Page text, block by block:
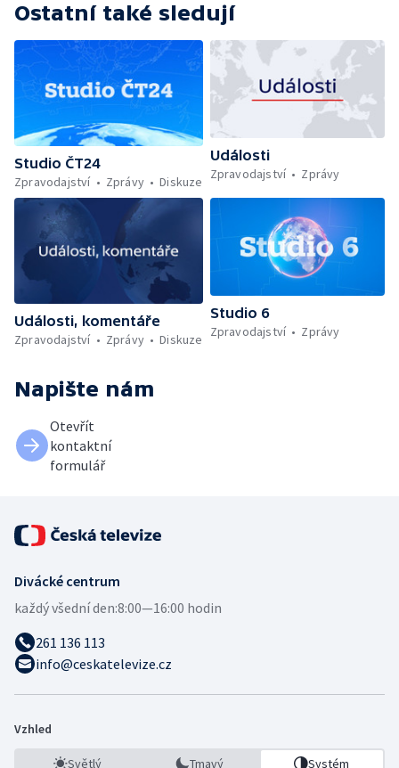
Ostatní také sledují
Studio ČT24
Zpravodajství
Zprávy Diskuze
Události
Zpravodajství
Zprávy
Události, komentáře
Zpravodajství
Zprávy Diskuze
Studio 6
Zpravodajství
Zprávy
Napište nám
Otevřít
kontaktní
formulář
Divácké centrum
každý všední den:8:00—16:00 hodin
261 136 113
info@ceskatelevize.cz
Vzhled
Světlý Tmavý Systém